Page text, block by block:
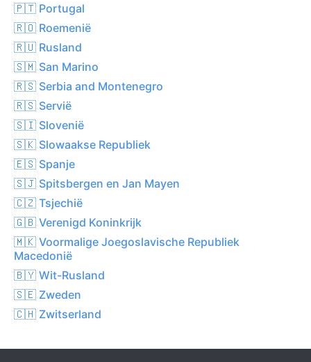
🇵🇹 Portugal
🇷🇴 Roemenië
🇷🇺 Rusland
🇸🇲 San Marino
🇷🇸 Serbia and Montenegro
🇷🇸 Servië
🇸🇮 Slovenië
🇸🇰 Slowaakse Republiek
🇪🇸 Spanje
🇸🇯 Spitsbergen en Jan Mayen
🇨🇿 Tsjechië
🇬🇧 Verenigd Koninkrijk
🇲🇰 Voormalige Joegoslavische Republiek
Macedonië
🇧🇾 Wit-Rusland
🇸🇪 Zweden
🇨🇭 Zwitserland